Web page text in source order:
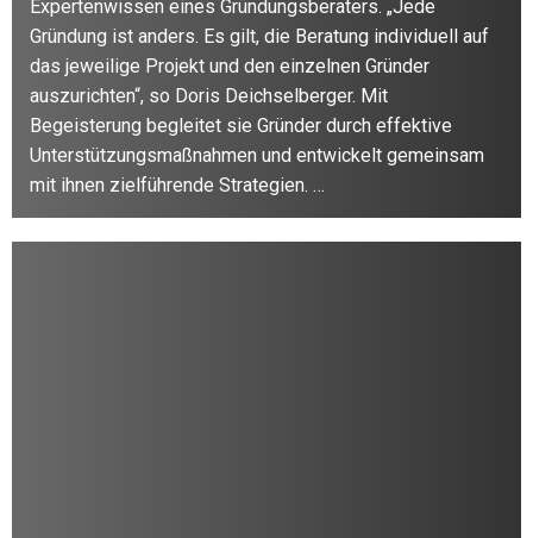
Expertenwissen eines Gründungsberaters. „Jede
Gründung ist anders. Es gilt, die Beratung individuell auf
das jeweilige Projekt und den einzelnen Gründer
auszurichten“, so Doris Deichselberger. Mit
Begeisterung begleitet sie Gründer durch effektive
Unterstützungsmaßnahmen und entwickelt gemeinsam
mit ihnen zielführende Strategien. …